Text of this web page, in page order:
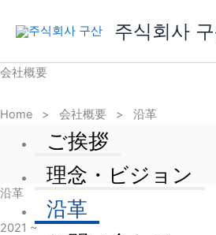
ス
プ
주식회사
会社概要
Home > 会社概要 > 沿革
ご挨拶
理念・ビジョン
沿革
沿革
2021 ~